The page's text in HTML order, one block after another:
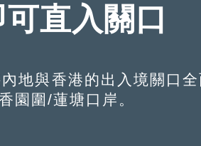
直入關口
與香港的出入境關口全
園圍/蓮塘口岸。